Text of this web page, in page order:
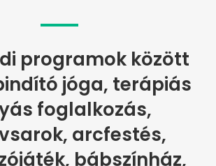
programok között
jóga, terápiás
foglalkozás,
arcfestés,
bábszínház,